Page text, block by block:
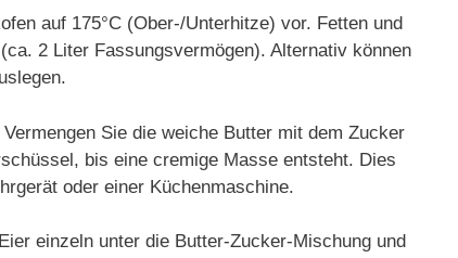
auf 175°C (Ober-/Unterhitze) vor. Fetten und
2 Liter Fassungsvermögen). Alternativ können
Vermengen Sie die weiche Butter mit dem Zucker
bis eine cremige Masse entsteht. Dies
oder einer Küchenmaschine.
einzeln unter die Butter-Zucker-Mischung und